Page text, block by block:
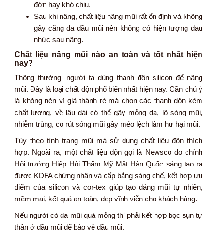
đớn hay khó chịu.
Sau khi nâng, chất liệu nâng mũi rất ổn định và không
gây căng da đầu mũi nên không có hiện tượng đau
nhức sau nâng.
Chất liệu nâng mũi nào an toàn và tốt nhất hiện
nay?
Thông thường, người ta dùng thanh độn silicon để nâng
mũi. Đây là loại chất độn phổ biến nhất hiện nay. Cần chú ý
là không nên vì giá thành rẻ mà chọn các thanh độn kém
chất lượng, về lâu dài có thể gây mỏng da, lộ sóng mũi,
nhiễm trùng, co rút sóng mũi gây méo lệch làm hư hại mũi.
Tùy theo tình trạng mũi mà sử dụng chất liệu độn thích
hợp. Ngoài ra, một chất liệu độn gọi là Newsco do chính
Hội trưởng Hiệp Hội Thẩm Mỹ Mặt Hàn Quốc sáng tạo ra
được KDFA chứng nhận và cấp bằng sáng chế, kết hợp ưu
điểm của silicon và cor-tex giúp tạo dáng mũi tự nhiên,
mềm mại, kết quả an toàn, đẹp vĩnh viễn cho khách hàng.
Nếu người có da mũi quá mỏng thì phải kết hợp bọc sụn tự
thân ở đầu mũi để bảo vệ đầu mũi.